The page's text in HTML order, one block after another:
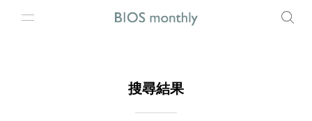
搜尋結果